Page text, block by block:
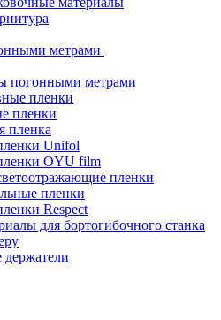
метрами
погонными метрами
пленки
пленки
пленка
Unifol
OYU film
пленки
пленки
Respect
для бортогибочного станка